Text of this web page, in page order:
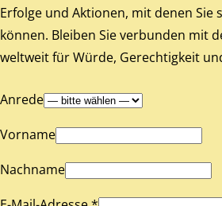
Erfolge und Aktionen, mit denen Sie
können. Bleiben Sie verbunden mit
weltweit für Würde, Gerechtigkeit
Anrede
Vorname
Nachname